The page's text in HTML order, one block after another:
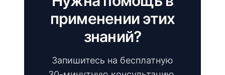
применении этих
знаний?
Запишитесь на бесплатную